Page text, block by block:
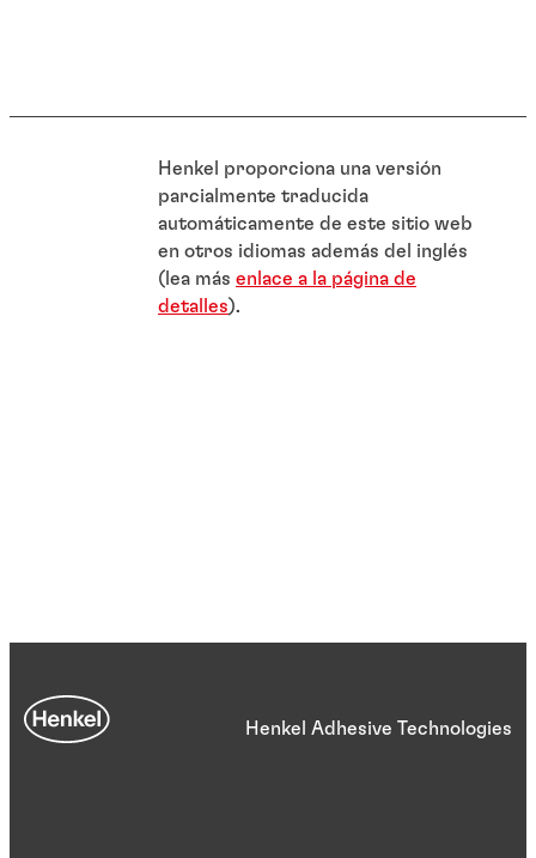
Henkel proporciona una versión
parcialmente traducida
automáticamente de este sitio web
en otros idiomas además del inglés
(lea más enlace a la página de
detalles).
Henkel Adhesive Technologies